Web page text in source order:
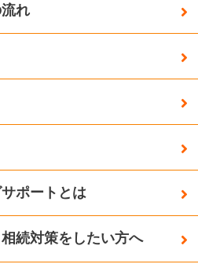
れ
ポートとは
続対策をしたい方へ